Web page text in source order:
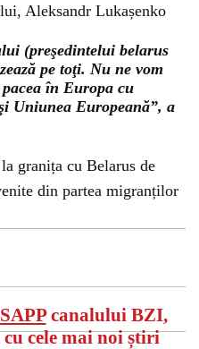
Aleksandr Lukașenko
(preşedintelui belarus
pe toţi. Nu ne vom
în Europa cu
Uniunea Europeană”, a
la granița cu Belarus de
din partea migranților
canalului BZI,
cele mai noi știri